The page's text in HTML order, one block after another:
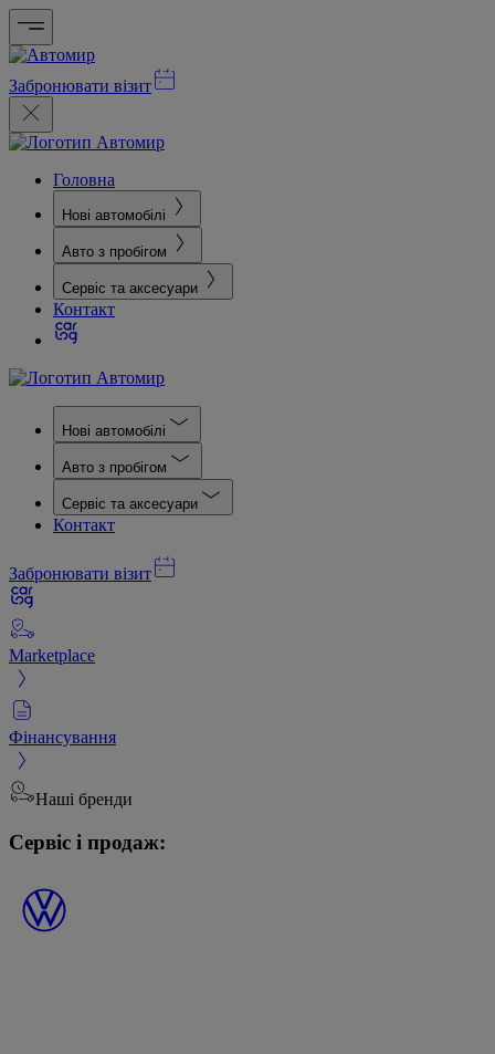
Забронювати візит
Головна
Нові автомобілі
Авто з пробігом
Сервіс та аксесуари
Контакт
Нові автомобілі
Авто з пробігом
Сервіс та аксесуари
Контакт
Забронювати візит
Marketplace
Фінансування
Наші бренди
Сервіс і продаж: